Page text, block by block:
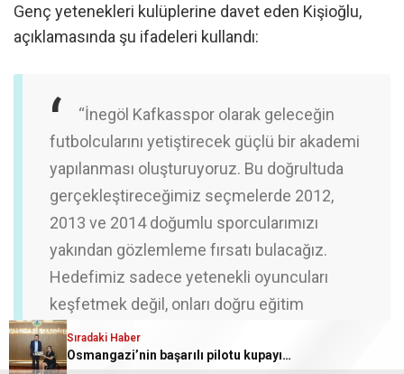
Genç yetenekleri kulüplerine davet eden Kişioğlu,
açıklamasında şu ifadeleri kullandı:
“İnegöl Kafkasspor olarak geleceğin
futbolcularını yetiştirecek güçlü bir akademi
yapılanması oluşturuyoruz. Bu doğrultuda
gerçekleştireceğimiz seçmelerde 2012,
2013 ve 2014 doğumlu sporcularımızı
yakından gözlemleme fırsatı bulacağız.
Hedefimiz sadece yetenekli oyuncuları
keşfetmek değil, onları doğru eğitim
anlayışıyla Türk futboluna kazandırmaktır.
Geleceğin Kafkassporlu futbolcularını
Sıradaki Haber
Osmangazi’nin başarılı pilotu kupayı başkan Aydın’la